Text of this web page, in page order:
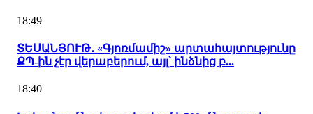
18:49
ՏԵՍԱՆՅՈՒԹ․ «Գյոռմամիշ» արտահայտությունը
ՔՊ-ին չէր վերաբերում, այլ՝ ինձնից բ...
18:40